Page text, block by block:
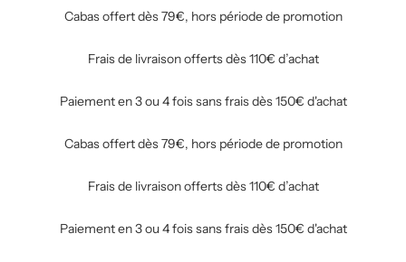
Cabas offert dès 79€, hors période de promotion
Frais de livraison offerts dès 110€ d’achat
Paiement en 3 ou 4 fois sans frais dès 150€ d'achat
Cabas offert dès 79€, hors période de promotion
Frais de livraison offerts dès 110€ d’achat
Paiement en 3 ou 4 fois sans frais dès 150€ d'achat